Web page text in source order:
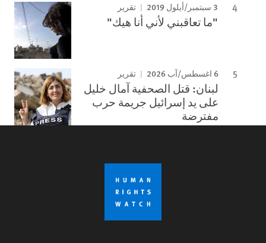
3 سبتمبر/أيلول 2019 تقرير
"ما تعاقبني لأني أنا هيك"
6 اغسطس/آب 2026 تقرير
لبنان: قتل الصحفية آمال خليل
على يد إسرائيل جريمة حرب
مفترضة